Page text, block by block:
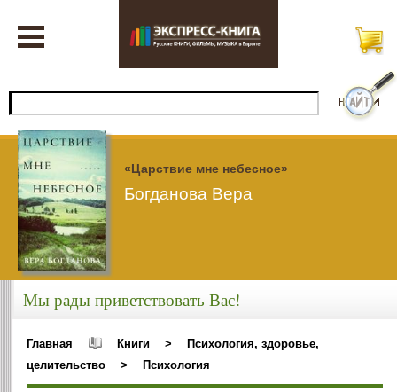
«Царствие мне небесное»
Богданова Вера
Мы рады приветствовать Вас!
Главная Книги >
Психология, здоровье,
целительство
> Психология